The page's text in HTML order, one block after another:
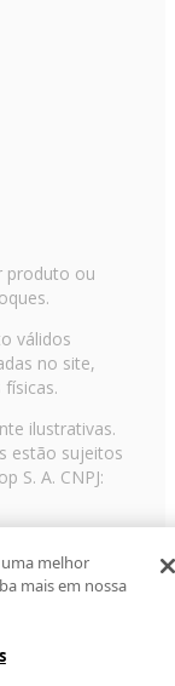
produto ou
válidos
no site,
ilustrativas.
estão sujeitos
S. A. CNPJ:
3728 ©
RF
melhor
mais em nossa